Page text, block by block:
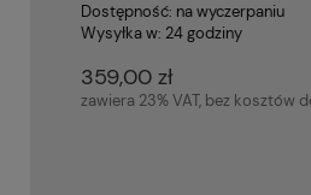
Dostępność: na wyczerpaniu
Wysyłka w: 24 godziny
359,00 zł
zawiera 23% VAT, bez kosztów